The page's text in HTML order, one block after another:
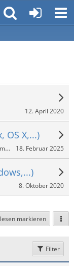
12. April 2020
OS X,...)
Pop Up bei Benachrichtigungen / Anstupsen in TeamSpeak 3? 18. Februar 2025
8. Oktober 2020
markieren
Filter